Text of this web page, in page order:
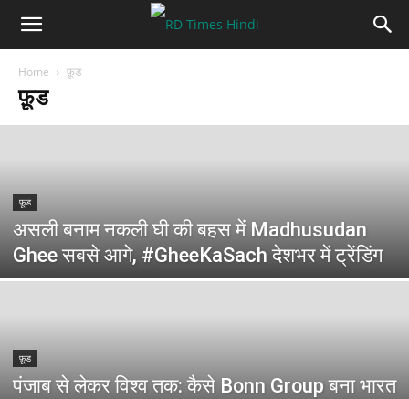
Home फ़ूड
फ़ूड
फ़ूड
असली बनाम नकली घी की बहस में Madhusudan
Ghee सबसे आगे, #GheeKaSach देशभर में ट्रेंडिंग
फ़ूड
पंजाब से लेकर विश्व तक: कैसे Bonn Group बना भारत